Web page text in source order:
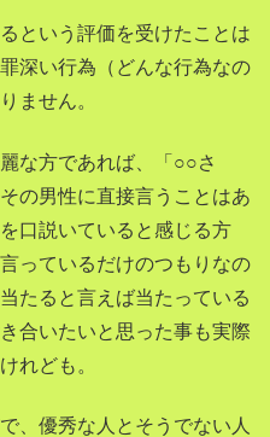
という評価を受けたことは
深い行為（どんな行為なの
ません。
な方であれば、「○○さ
の男性に直接言うことはあ
口説いていると感じる方
っているだけのつもりなの
たると言えば当たっている
合いたいと思った事も実際
れども。
、優秀な人とそうでない人